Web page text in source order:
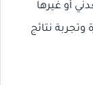
أو غيرها
وتجربة نتائج